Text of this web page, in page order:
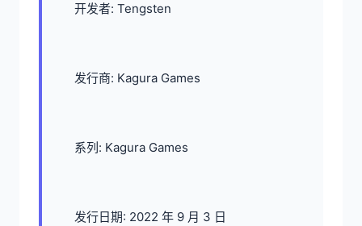
开发者: Tengsten
发行商: Kagura Games
系列: Kagura Games
发行日期: 2022 年 9 月 3 日